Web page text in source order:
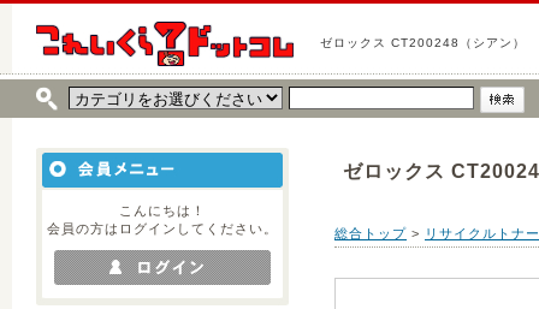
ゼロックス CT200248（シアン）
こんにちは！
会員の方はログインしてください。
ゼロックス
総合トップ > リサイクルトナ